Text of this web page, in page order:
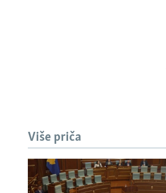
MOJA EVROPA
TRI DECENIJE OD RATA U BIH
SVE KARTE DEJTONA
Više priča